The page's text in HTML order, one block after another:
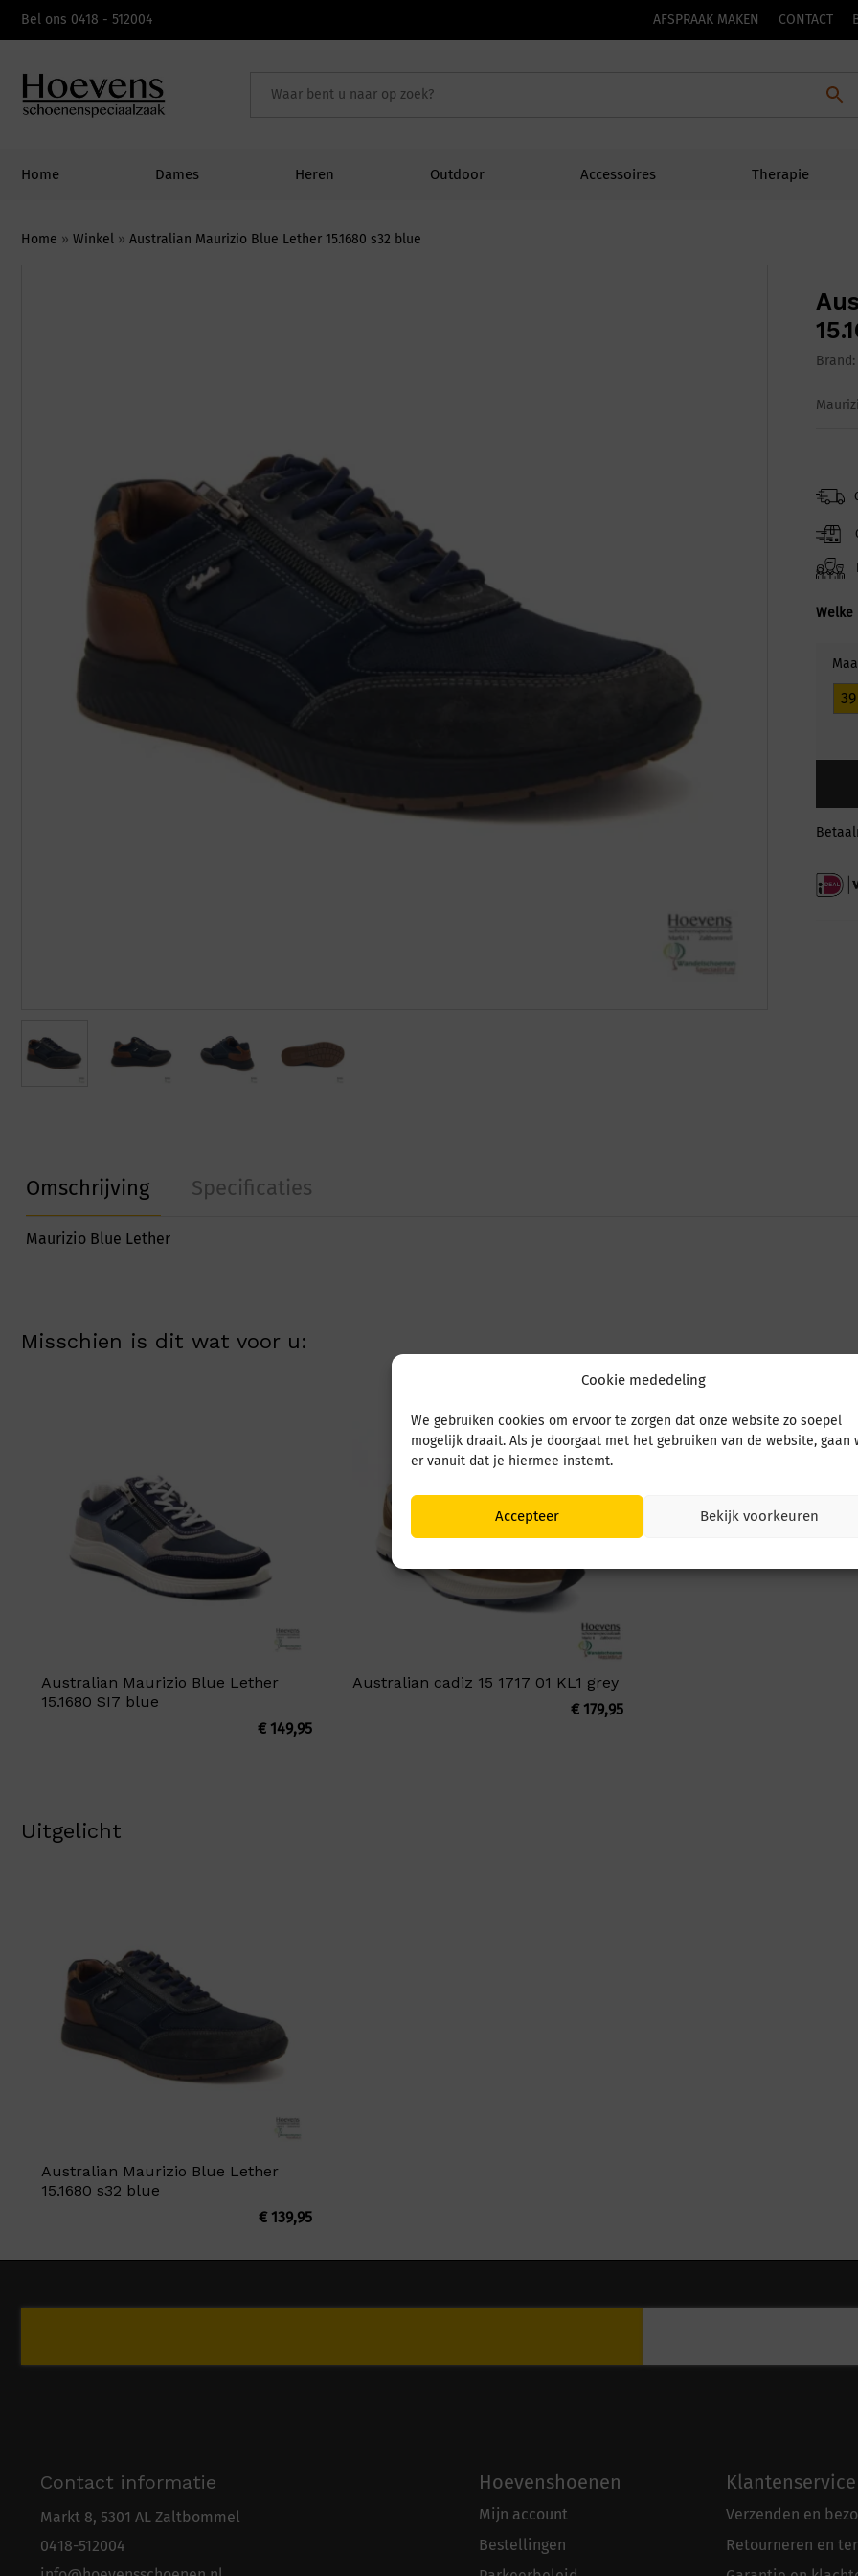
Cookie mededeling
We gebruiken cookies om ervoor te zorgen dat onze website zo soepel
mogelijk draait. Als je doorgaat met het gebruiken van de website, gaan
er vanuit dat je hiermee instemt.
Accepteer Bekijk voorkeuren
Bel ons 0418 - 512004 AFSPRAAK MAKEN CONTACT
Home Dames Heren Outdoor Accessoires Therapie
Home » Winkel » Australian Maurizio Blue Lether 15.1680 s32 blue
Brand:
39
Omschrijving Specificaties
Maurizio Blue Lether
Misschien is dit wat voor u:
Australian Maurizio Blue Lether
15.1680 SI7 blue
€149,95
Australian cadiz 15 1717 01 KL1 grey
€179,95
Uitgelicht
Australian Maurizio Blue Lether
15.1680 s32 blue
€139,95
Contact informatie
Markt 8, 5301 AL Zaltbommel
0418-512004
Hoevenshoenen
Mijn account
Bestellingen
Klantenservice
Verzenden en
Retourneren en